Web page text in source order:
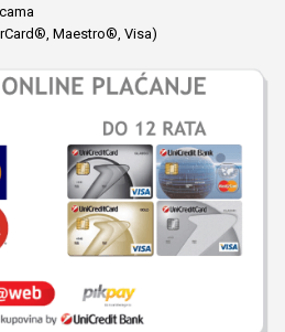
Maestro®, Visa)